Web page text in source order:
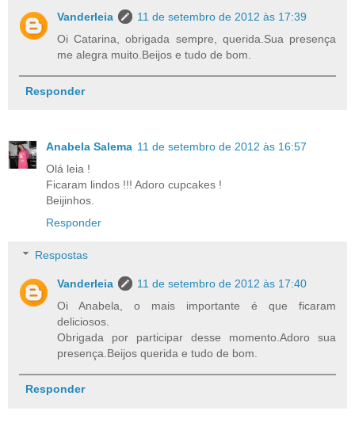
Vanderleia
11 de setembro de 2012 às 17:39
Oi Catarina, obrigada sempre, querida.Sua presença
me alegra muito.Beijos e tudo de bom.
Responder
Anabela Salema 11 de setembro de 2012 às 16:57
Olá leia !
Ficaram lindos !!! Adoro cupcakes !
Beijinhos.
Responder
Respostas
Vanderleia
11 de setembro de 2012 às 17:40
Oi Anabela, o mais importante é que ficaram
deliciosos.
Obrigada por participar desse momento.Adoro sua
presença.Beijos querida e tudo de bom.
Responder